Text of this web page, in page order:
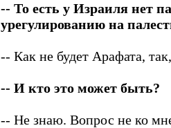
-- То есть у Израиля нет
урегулированию на
-- Как не будет Арафата,
-- И кто это может быть?
-- Не знаю. Вопрос не ко